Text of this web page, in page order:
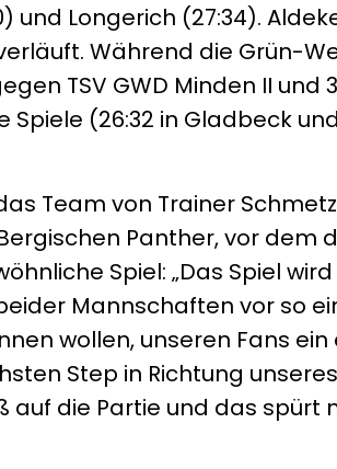
und Longerich (27:34).
Während die Grün-
TSV GWD Minden II und
(26:32 in Gladbeck
Team von Trainer
Panther, vor dem
Spiel: „Das Spiel
Mannschaften vor so
wollen, unseren Fans
Step in Richtung
auf die Partie und das spürt